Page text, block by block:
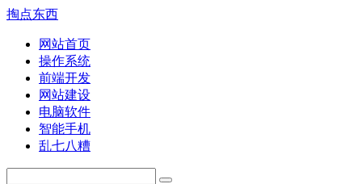
掏点东西
网站首页
操作系统
前端开发
网站建设
电脑软件
智能手机
乱七八糟